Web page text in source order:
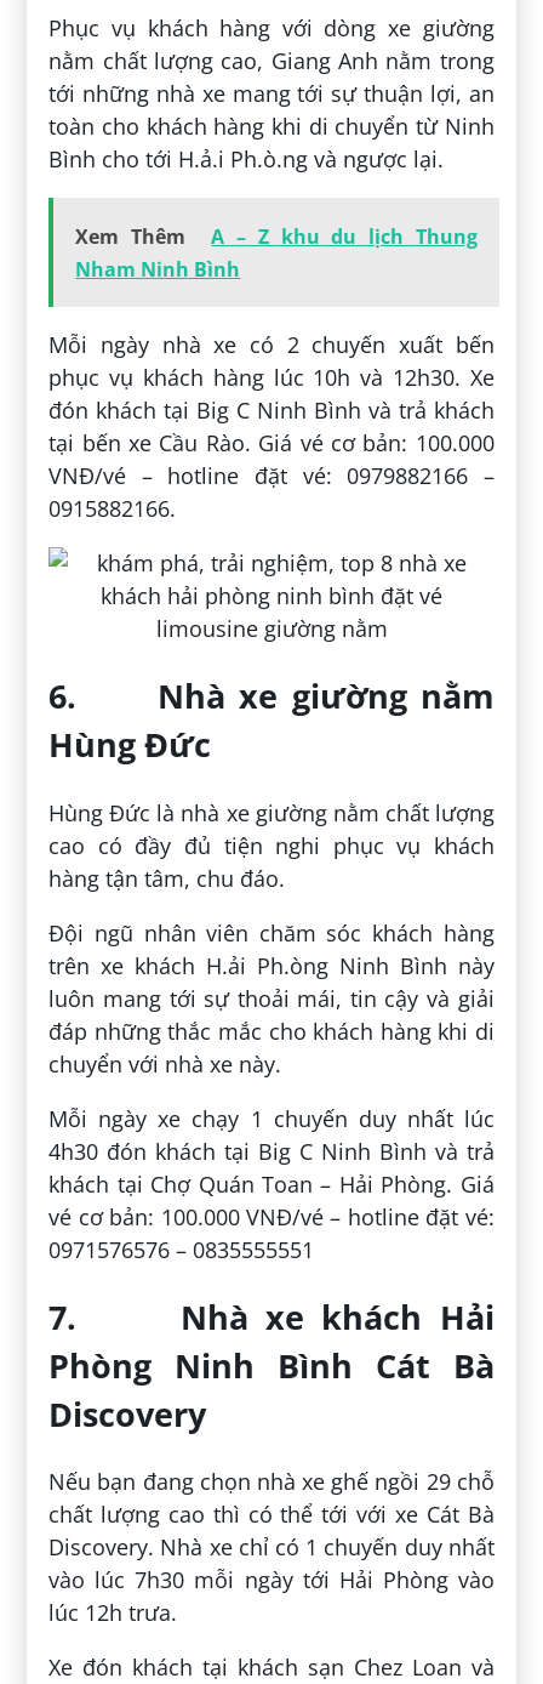
Phục vụ khách hàng với dòng xe giường
nằm chất lượng cao, Giang Anh nằm trong
tới những nhà xe mang tới sự thuận lợi, an
toàn cho khách hàng khi di chuyển từ Ninh
Bình cho tới H.ả.i Ph.ò.ng và ngược lại.
Xem Thêm
A – Z khu du lịch Thung
Nham Ninh Bình
Mỗi ngày nhà xe có 2 chuyến xuất bến
phục vụ khách hàng lúc 10h và 12h30. Xe
đón khách tại Big C Ninh Bình và trả khách
tại bến xe Cầu Rào. Giá vé cơ bản: 100.000
VNĐ/vé – hotline đặt vé: 0979882166 –
0915882166.
6. Nhà xe giường nằm
Hùng Đức
Hùng Đức là nhà xe giường nằm chất lượng
cao có đầy đủ tiện nghi phục vụ khách
hàng tận tâm, chu đáo.
Đội ngũ nhân viên chăm sóc khách hàng
trên xe khách H.ải Ph.òng Ninh Bình này
luôn mang tới sự thoải mái, tin cậy và giải
đáp những thắc mắc cho khách hàng khi di
chuyển với nhà xe này.
Mỗi ngày xe chạy 1 chuyến duy nhất lúc
4h30 đón khách tại Big C Ninh Bình và trả
khách tại Chợ Quán Toan – Hải Phòng. Giá
vé cơ bản: 100.000 VNĐ/vé – hotline đặt vé:
0971576576 – 0835555551
7. Nhà xe khách Hải
Phòng Ninh Bình Cát Bà
Discovery
Nếu bạn đang chọn nhà xe ghế ngồi 29 chỗ
chất lượng cao thì có thể tới với xe Cát Bà
Discovery. Nhà xe chỉ có 1 chuyến duy nhất
vào lúc 7h30 mỗi ngày tới Hải Phòng vào
lúc 12h trưa.
Xe đón khách tại khách sạn Chez Loan và